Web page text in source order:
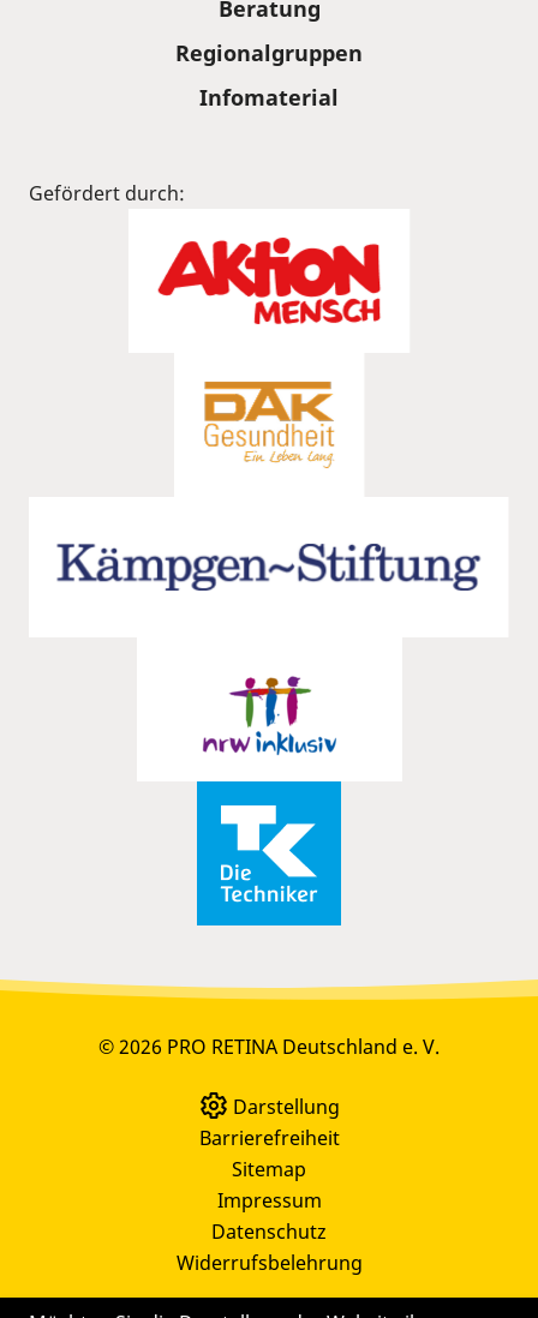
Beratung
Regionalgruppen
Infomaterial
Gefördert durch:
© 2026 PRO RETINA Deutschland e. V.
Darstellung
Barrierefreiheit
Sitemap
Impressum
Datenschutz
Widerrufsbelehrung